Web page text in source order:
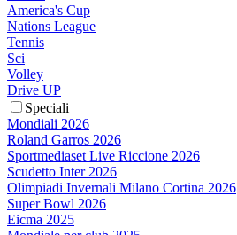
America's Cup
Nations League
Tennis
Sci
Volley
Drive UP
Speciali
Mondiali 2026
Roland Garros 2026
Sportmediaset Live Riccione 2026
Scudetto Inter 2026
Olimpiadi Invernali Milano Cortina 2026
Super Bowl 2026
Eicma 2025